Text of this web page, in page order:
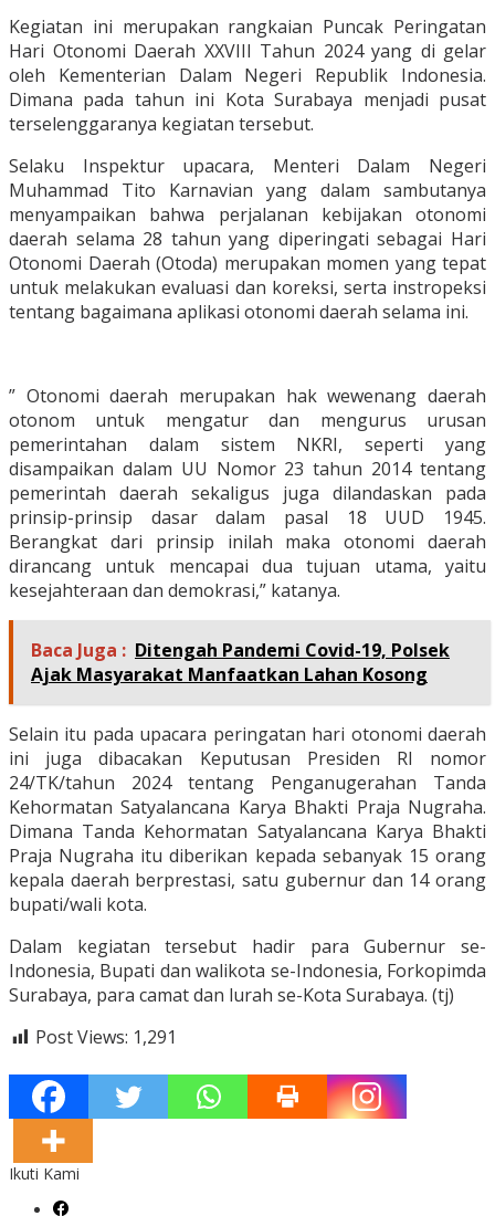
Kegiatan ini merupakan rangkaian Puncak Peringatan
Hari Otonomi Daerah XXVIII Tahun 2024 yang di gelar
oleh Kementerian Dalam Negeri Republik Indonesia.
Dimana pada tahun ini Kota Surabaya menjadi pusat
terselenggaranya kegiatan tersebut.
Selaku Inspektur upacara, Menteri Dalam Negeri
Muhammad Tito Karnavian yang dalam sambutanya
menyampaikan bahwa perjalanan kebijakan otonomi
daerah selama 28 tahun yang diperingati sebagai Hari
Otonomi Daerah (Otoda) merupakan momen yang tepat
untuk melakukan evaluasi dan koreksi, serta instropeksi
tentang bagaimana aplikasi otonomi daerah selama ini.
” Otonomi daerah merupakan hak wewenang daerah
otonom untuk mengatur dan mengurus urusan
pemerintahan dalam sistem NKRI, seperti yang
disampaikan dalam UU Nomor 23 tahun 2014 tentang
pemerintah daerah sekaligus juga dilandaskan pada
prinsip-prinsip dasar dalam pasal 18 UUD 1945.
Berangkat dari prinsip inilah maka otonomi daerah
dirancang untuk mencapai dua tujuan utama, yaitu
kesejahteraan dan demokrasi,” katanya.
Baca Juga : Ditengah Pandemi Covid-19, Polsek
Ajak Masyarakat Manfaatkan Lahan Kosong
Selain itu pada upacara peringatan hari otonomi daerah
ini juga dibacakan Keputusan Presiden RI nomor
24/TK/tahun 2024 tentang Penganugerahan Tanda
Kehormatan Satyalancana Karya Bhakti Praja Nugraha.
Dimana Tanda Kehormatan Satyalancana Karya Bhakti
Praja Nugraha itu diberikan kepada sebanyak 15 orang
kepala daerah berprestasi, satu gubernur dan 14 orang
bupati/wali kota.
Dalam kegiatan tersebut hadir para Gubernur se-
Indonesia, Bupati dan walikota se-Indonesia, Forkopimda
Surabaya, para camat dan lurah se-Kota Surabaya. (tj)
Post Views: 1,291
Ikuti Kami